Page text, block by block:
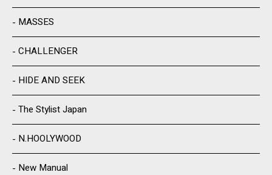
MASSES
CHALLENGER
HIDE AND SEEK
The Stylist Japan
N.HOOLYWOOD
New Manual